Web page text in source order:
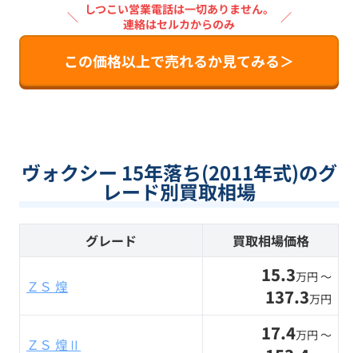
＼ しつこい営業電話は一切ありません。
連絡はセルカからのみ
／
この価格以上で売れるか見てみる＞
ヴォクシー 15年落ち(2011年式)のグ
レード別買取相場
グレード 買取相場価格
ＺＳ 煌 15.3万円 〜
137.3万円
ＺＳ 煌Ⅱ 17.4万円 〜